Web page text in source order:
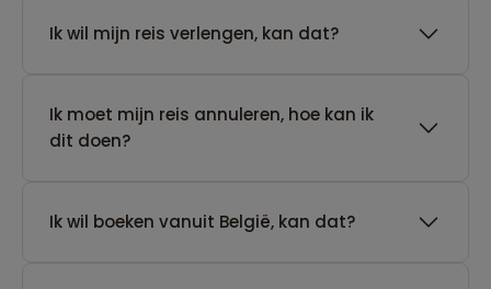
Ik wil mijn reis verlengen, kan dat?
Ik moet mijn reis annuleren, hoe kan ik
dit doen?
Ik wil boeken vanuit België, kan dat?